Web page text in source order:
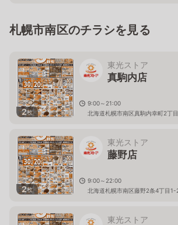
札幌市南区のチラシを見る
2枚
東光ストア
真駒内店
9:00～21:00
北海道札幌市南区真駒内幸町2丁
2枚
東光ストア
藤野店
9:00～22:00
北海道札幌市南区藤野2条4丁目1-
東光ストア